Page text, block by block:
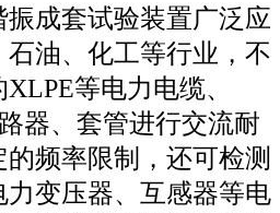
成套试验装置广泛 应
油、化工等行业， 不
XLPE等电力电缆、
、套管进行交流耐
的频率限制，还可检测
变压器、互感器等电